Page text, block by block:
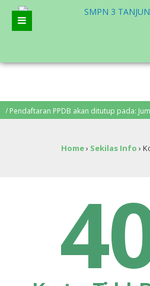
PPDB akan ditutup pada:
Home› Sekilas Info ›